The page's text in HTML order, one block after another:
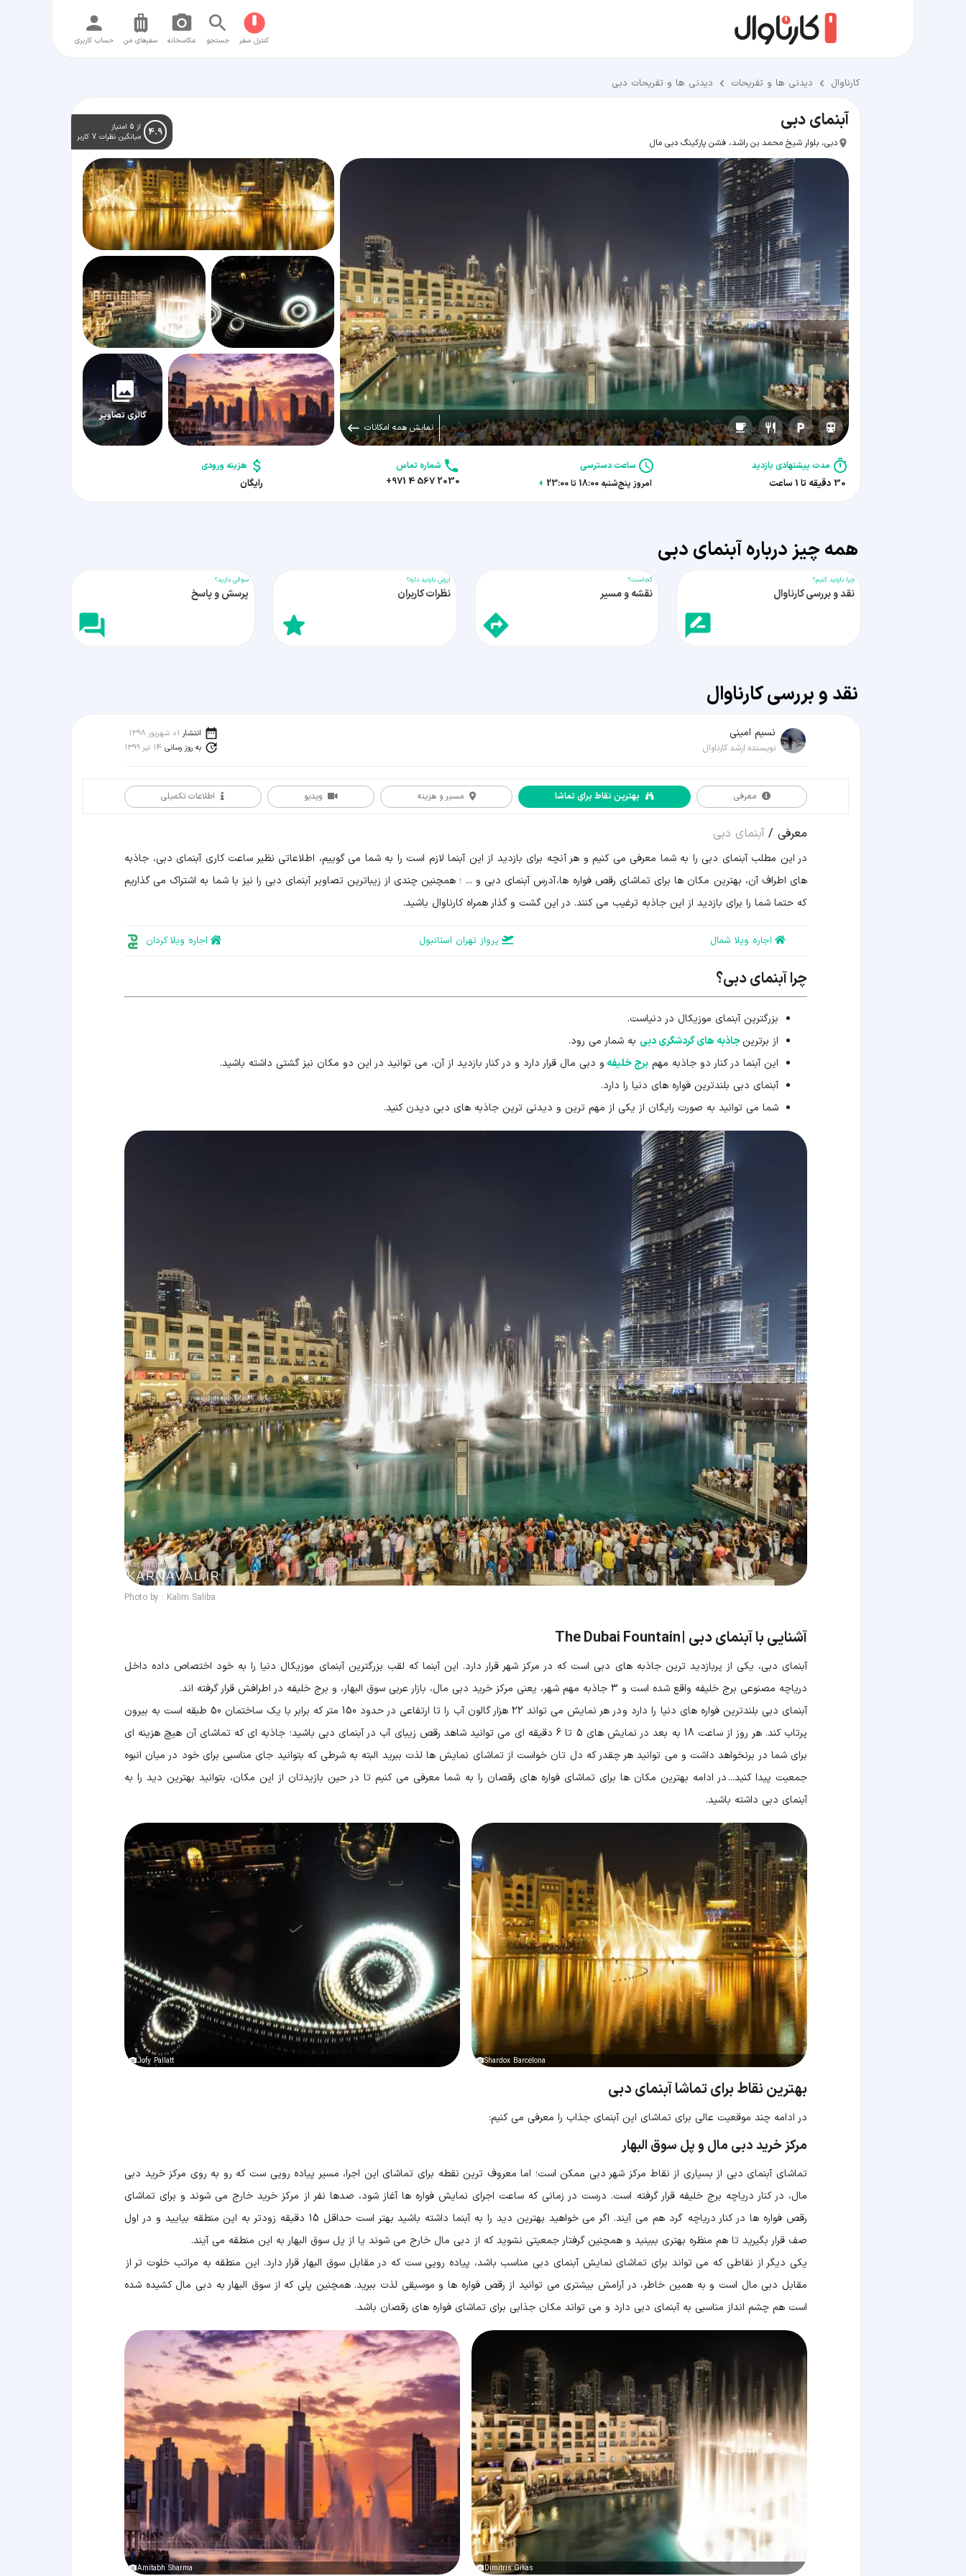
کنترل سفر جستجو عکاسخانه سفر‌های من حساب کاربری
کارناوال دیدنی ها و تفریحات دیدنی ها و تفریحات دبی
آبنمای دبی
دبی، بلوار شیخ محمد بن راشد، فشن پارکینگ دبی مال
4.9
از 5 امتیاز
میانگین نظرات 7 کاربر
نمایش همه امکانات
گالری تصاویر
مدت پیشنهادی بازدید
30 دقیقه تا 1 ساعت
ساعت دسترسی
امروز پنج‌شنبه 18:00 تا 23:00
شماره تماس
+971 4 567 2030
هزینه ورودی
رایگان
همه چیز درباره آبنمای دبی
چرا بازدید کنیم؟
نقد و بررسی کارناوال
کجاست؟
نقشه و مسیر
ارزش بازدید داره؟
نظرات کاربران
سوالی دارید؟
پرسش و پاسخ
نقد و بررسی کارناوال
نسیم امینی
نویسنده ارشد کارناوال
انتشار 01 شهریور 1398
به روز رسانی 14 تیر 1399
معرفی بهترین نقاط برای تماشا مسیر و هزینه ویدیو
اطلاعات تکمیلی
بهترین
برای
مسیر
و
اطلاعات
معرفی / آبنمای دبی
در این مطلب آبنمای دبی را به شما معرفی می کنیم و هر آنچه برای بازدید از این آبنما لازم است را به شما می گوییم، اطلاعاتی نظیر ساعت کاری آبنمای دبی، جاذبه
های اطراف آن، بهترین مکان ها برای تماشای رقص فواره ها، آدرس آبنمای دبی و ... ؛ همچنین چندی از زیباترین تصاویر آبنمای دبی را نیز با شما به اشتراک می گذاریم
که حتما شما را برای بازدید از این جاذبه ترغیب می کنند. در این گشت و گذار همراه کارناوال باشید.
اجاره ویلا شمال پرواز تهران استانبول اجاره ویلا کردان
چرا آبنمای دبی؟
بزرگترین آبنمای موزیکال در دنیاست.
از برترینجاذبه های گردشگری دبی به شمار می رود.
این آبنما در کنار دو جاذبه مهم برج خلیفه و دبی مال قرار دارد و در کنار بازدید از آن، می توانید در این دو مکان نیز گشتی داشته باشید.
آبنمای دبی بلندترین فواره های دنیا را دارد.
شما می توانید به صورت رایگان از یکی از مهم ترین و دیدنی ترین جاذبه های دبی دیدن کنید.
Photo by : Kalim Saliba
آشنایی با آبنمای دبی | The Dubai Fountain
آبنمای دبی، یکی از پربازدید ترین جاذبه های دبی است که در مرکز شهر قرار دارد. این آبنما که لقب بزرگترین آبنمای موزیکال دنیا را به خود اختصاص داده داخل
دریاچه مصنوعی برج خلیفه واقع شده است و 3 جاذبه مهم شهر، یعنی مرکز خرید دبی مال، بازار عربی سوق البهار، و برج خلیفه در اطرافش قرار گرفته اند.
آبنمای دبی بلندترین فواره های دنیا را دارد و در هر نمایش می تواند 22 هزار گالون آب را تا ارتفاعی در حدود 150 متر که برابر با یک ساختمان 50 طبقه است به بیرون
پرتاب کند. هر روز از ساعت 18 به بعد در نمایش های 5 تا 6 دقیقه ای می توانید شاهد رقص زیبای آب در آبنمای دبی باشید؛ جاذبه ای که تماشای آن هیچ هزینه ای
برای شما در برنخواهد داشت و می توانید هر چقدر که دل تان خواست از تماشای نمایش ها لذت ببرید البته به شرطی که بتوانید جای مناسبی برای خود در میان انبوه
جمعیت پیدا کنید... در ادامه بهترین مکان ها برای تماشای فواره های رقصان را به شما معرفی می کنیم تا در حین بازیدتان از این مکان، بتوانید بهترین دید را به
آبنمای دبی داشته باشید.
Shardox Barcelona
Jofy Pallatt
بهترین نقاط برای تماشا آبنمای دبی
در ادامه چند موقعیت عالی برای تماشای این آبنمای جذاب را معرفی می کنیم:
مرکز خرید دبی مال و پل سوق البهار
تماشای آبنمای دبی از بسیاری از نقاط مرکز شهر دبی ممکن است؛ اما معروف ترین نقطه برای تماشای این اجرا، مسیر پیاده رویی ست که رو به روی مرکز خرید دبی
مال، در کنار دریاچه برج خلیفه قرار گرفته است. درست در زمانی که ساعت اجرای نمایش فواره ها آغاز شود، صدها نفر از مرکز خرید خارج می شوند و برای تماشای
رقص فواره ها در کنار دریاچه گرد هم می آیند. اگر می خواهید بهترین دید را به آبنما داشته باشید بهتر است حداقل 15 دقیقه زودتر به این منطقه بیایید و در اول
صف قرار بگیرید تا هم منظره بهتری ببینید و همچنین گرفتار جمعیتی نشوید که از دبی مال خارج می شوند یا از پل سوق البهار به این منطقه می آیند.
یکی دیگر از نقاطی که می تواند برای تماشای نمایش آبنمای دبی مناسب باشد، پیاده رویی ست که در مقابل سوق البهار قرار دارد. این منطقه به مراتب خلوت تر از
مقابل دبی مال است و به همین خاطر، در آرامش بیشتری می توانید از رقص فواره ها و موسیقی لذت ببرید. همچنین پلی که از سوق البهار به دبی مال کشیده شده
است هم چشم انداز مناسبی به آبنمای دبی دارد و می تواند مکان جذابی برای تماشای فواره های رقصان باشد.
Dimitris Gikas
Amitabh Sharma